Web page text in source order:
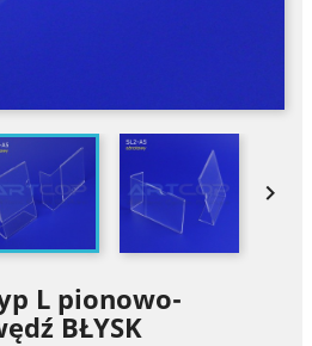

L pionowo-
BŁYSK